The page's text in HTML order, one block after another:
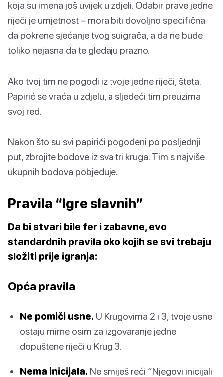
koja su imena još uvijek u zdjeli. Odabir prave jedne
riječi je umjetnost – mora biti dovoljno specifična
da pokrene sjećanje tvog suigrača, a da ne bude
toliko nejasna da te gledaju prazno.
Ako tvoj tim ne pogodi iz tvoje jedne riječi, šteta.
Papirić se vraća u zdjelu, a sljedeći tim preuzima
svoj red.
Nakon što su svi papirići pogođeni po posljednji
put, zbrojite bodove iz sva tri kruga. Tim s najviše
ukupnih bodova pobjeđuje.
Pravila “Igre slavnih”
Da bi stvari bile fer i zabavne, evo
standardnih pravila oko kojih se svi trebaju
složiti prije igranja:
Opća pravila
Ne pomiči usne. U Krugovima 2 i 3, tvoje usne
ostaju mirne osim za izgovaranje jedne
dopuštene riječi u Krug 3.
Nema inicijala. Ne smiješ reći “Njegovi inicijali